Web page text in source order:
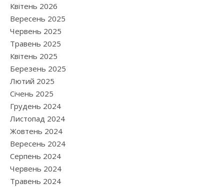
Квітень 2026
Вересень 2025
Червень 2025
Травень 2025
Квітень 2025
Березень 2025
Лютий 2025
Січень 2025
Грудень 2024
Листопад 2024
Жовтень 2024
Вересень 2024
Серпень 2024
Червень 2024
Травень 2024